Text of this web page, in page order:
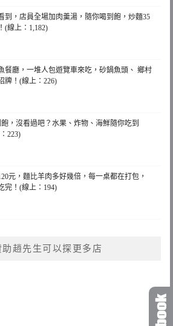
到，店員全場加肉羹湯，隨你喝到飽，炒麵35
(線上：1,182)
餐廳，一堆人包遊覽車來吃，砂鍋魚頭、 鄉村
牌！(線上：226)
，沒看過吧？水果、炸物、海鮮隨你吃到
223)
元，麵比羊肉多好幾倍，每一桌都在打包，
完！(線上：194)
助趙先生可以探更多店